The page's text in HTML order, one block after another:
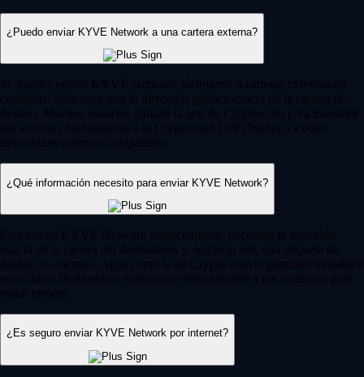
¿Puedo enviar KYVE Network a una cartera externa?
Sí, puedes enviar KYVE Network fácilmente a carteras externas no
custodias. Solo necesitas la dirección pública exacta de la cartera de
destino. Muchos usuarios utilizan la app de Crypto.com para transferir
sus activos cómodamente a la Crypto.com DeFi Wallet o a otras
direcciones externas compatibles.
¿Qué información necesito para enviar KYVE Network?
Para enviar KYVE Network correctamente, necesitas la dirección
exacta de la cartera del destinatario y, según la red, una etiqueta de
destino o «memo». Apps como la de Crypto.com te permiten introducir
estos datos fácilmente o seleccionar directamente a tus contactos para
evitar errores.
¿Es seguro enviar KYVE Network por internet?